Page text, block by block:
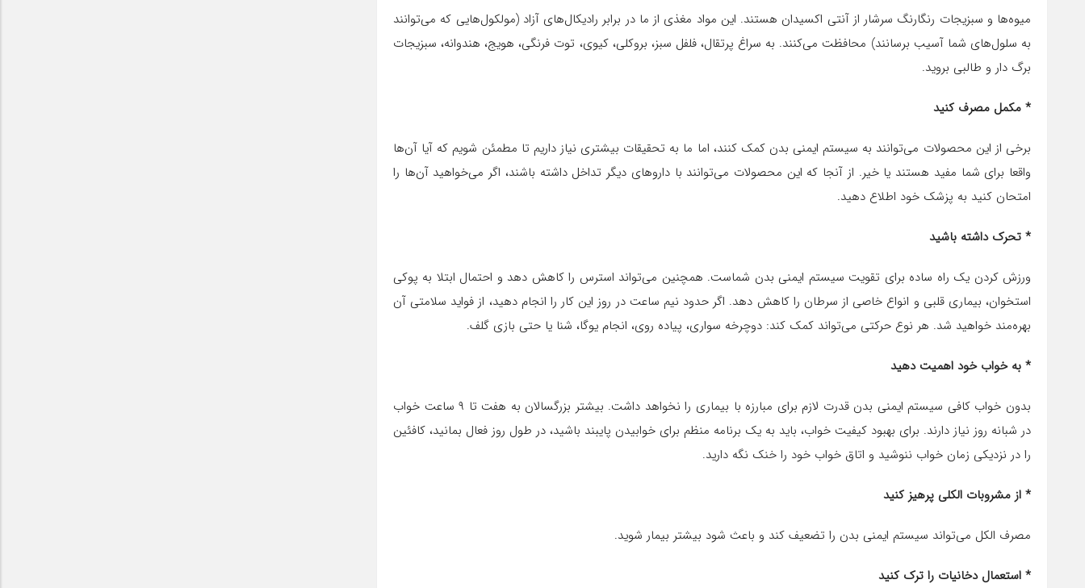
میوه‌ها و سبزیجات رنگارنگ سرشار از آنتی اکسیدان هستند. این مواد مغذی از ما در برابر رادیکال‌های آزاد (مولکول‌هایی که می‌توانند
به سلول‌های شما آسیب برسانند) محافظت می‌کنند. به سراغ پرتقال، فلفل سبز، بروکلی، کیوی، توت فرنگی، هویج، هندوانه، سبزیجات
برگ دار و طالبی بروید.
* مکمل مصرف کنید
برخی از این محصولات می‌توانند به سیستم ایمنی بدن کمک کنند، اما ما به تحقیقات بیشتری نیاز داریم تا مطمئن شویم که آیا آن‌ها
واقعا برای شما مفید هستند یا خیر. از آنجا که این محصولات می‌توانند با دارو‌های دیگر تداخل داشته باشند، اگر می‌خواهید آن‌ها را
امتحان کنید به پزشک خود اطلاع دهید.
* تحرک داشته باشید
ورزش کردن یک راه ساده برای تقویت سیستم ایمنی بدن شماست. همچنین می‌تواند استرس را کاهش دهد و احتمال ابتلا به پوکی
استخوان، بیماری قلبی و انواع خاصی از سرطان را کاهش دهد. اگر حدود نیم ساعت در روز این کار را انجام دهید، از فواید سلامتی آن
بهره‌مند خواهید شد. هر نوع حرکتی می‌تواند کمک کند: دوچرخه سواری، پیاده روی، انجام یوگا، شنا یا حتی بازی گلف.
* به خواب خود اهمیت دهید
بدون خواب کافی سیستم ایمنی بدن قدرت لازم برای مبارزه با بیماری را نخواهد داشت. بیشتر بزرگسالان به هفت تا ۹ ساعت خواب
در شبانه روز نیاز دارند. برای بهبود کیفیت خواب، باید به یک برنامه منظم برای خوابیدن پایبند باشید، در طول روز فعال بمانید، کافئین
را در نزدیکی زمان خواب ننوشید و اتاق خواب خود را خنک نگه دارید.
* از مشروبات الکلی پرهیز کنید
مصرف الکل می‌تواند سیستم ایمنی بدن را تضعیف کند و باعث شود بیشتر بیمار شوید.
* استعمال دخانیات را ترک کنید